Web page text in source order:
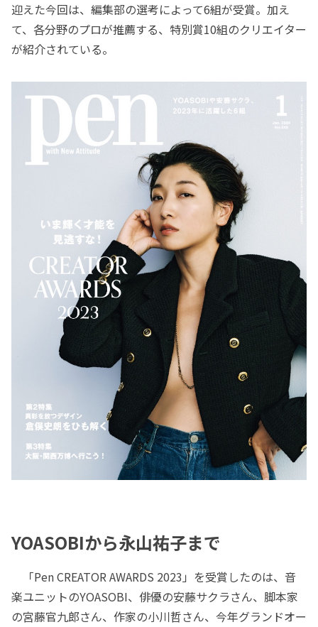
迎えた今回は、編集部の選考によって6組が受賞。加え
て、各分野のプロが推薦する、特別賞10組のクリエイター
が紹介されている。
YOASOBIから永山祐子まで
「Pen CREATOR AWARDS 2023」を受賞したのは、音
楽ユニットのYOASOBI、俳優の安藤サクラさん、脚本家
の宮藤官九郎さん、作家の小川哲さん、今年グランドオー